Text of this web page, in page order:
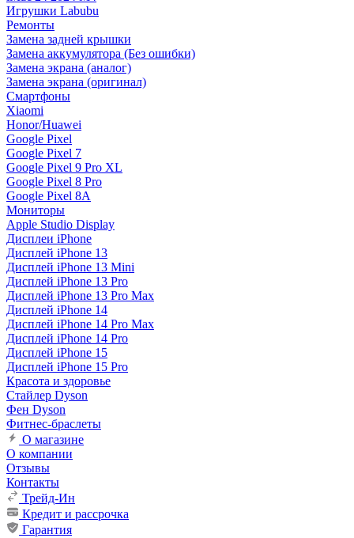
Игрушки Labubu
Ремонты
Замена задней крышки
Замена аккумулятора (Без ошибки)
Замена экрана (аналог)
Замена экрана (оригинал)
Смартфоны
Xiaomi
Honor/Huawei
Google Pixel
Google Pixel 7
Google Pixel 9 Pro XL
Google Pixel 8 Pro
Google Pixel 8A
Мониторы
Apple Studio Display
Дисплеи iPhone
Дисплей iPhone 13
Дисплей iPhone 13 Mini
Дисплей iPhone 13 Pro
Дисплей iPhone 13 Pro Max
Дисплей iPhone 14
Дисплей iPhone 14 Pro Max
Дисплей iPhone 14 Pro
Дисплей iPhone 15
Дисплей iPhone 15 Pro
Красота и здоровье
Стайлер Dyson
Фен Dyson
Фитнес-браслеты
О магазине
О компании
Отзывы
Контакты
Трейд-Ин
Кредит и рассрочка
Гарантия